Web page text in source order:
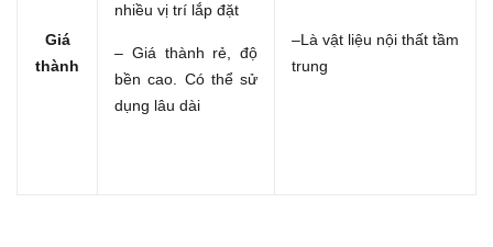
Giá
thành
nhiều vị trí lắp đặt
– Giá thành rẻ, độ
bền cao. Có thể sử
dụng lâu dài
–Là vật liệu nội thất tầm
trung